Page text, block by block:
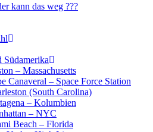
kann das weg ???
Südamerika
– Massachusetts
Canaveral – Space Force Station
(South Carolina)
– Kolumbien
– NYC
Beach – Florida